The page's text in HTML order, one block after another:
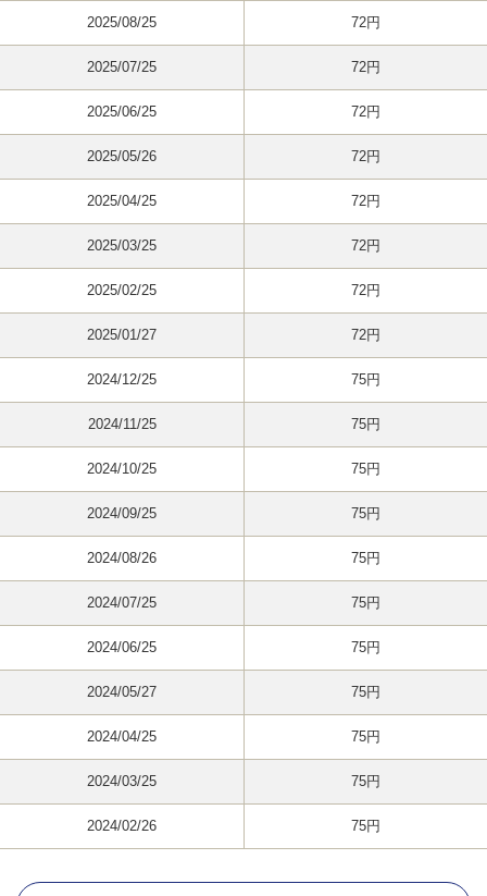
2025/08/25 72円
2025/07/25 72円
2025/06/25 72円
2025/05/26 72円
2025/04/25 72円
2025/03/25 72円
2025/02/25 72円
2025/01/27 72円
2024/12/25 75円
2024/11/25 75円
2024/10/25 75円
2024/09/25 75円
2024/08/26 75円
2024/07/25 75円
2024/06/25 75円
2024/05/27 75円
2024/04/25 75円
2024/03/25 75円
2024/02/26 75円